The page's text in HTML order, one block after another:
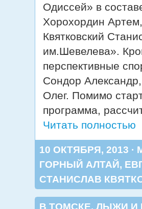
Одиссей» в
Хорохордин
Квятковский
им.Шевелева».
перспективные
Сондор
Олег. Помимо
программа,
Читать полностью
10 ОКТЯБРЯ, 2013 ·
ГОРНЫЙ АЛТАЙ,
СТАНИСЛАВ
В ТОМСКЕ, ЛЫЖИ И